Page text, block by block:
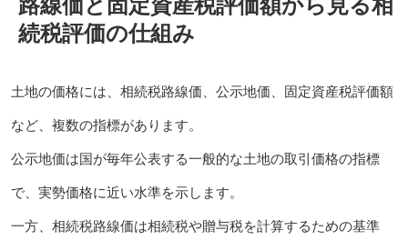
続税評価の仕組み
土地の価格には、相続税路線価、公示地価、固定資産税評価額
など、複数の指標があります。
公示地価は国が毎年公表する一般的な土地の取引価格の指標
で、実勢価格に近い水準を示します。
一方、相続税路線価は相続税や贈与税を計算するための基準